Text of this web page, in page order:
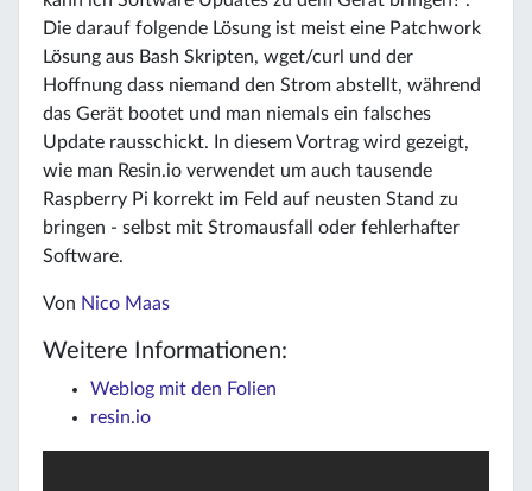
Die darauf folgende Lösung ist meist eine Patchwork
Lösung aus Bash Skripten, wget/curl und der
Hoffnung dass niemand den Strom abstellt, während
das Gerät bootet und man niemals ein falsches
Update rausschickt. In diesem Vortrag wird gezeigt,
wie man Resin.io verwendet um auch tausende
Raspberry Pi korrekt im Feld auf neusten Stand zu
bringen - selbst mit Stromausfall oder fehlerhafter
Software.
Von Nico Maas
Weitere Informationen:
Weblog mit den Folien
resin.io